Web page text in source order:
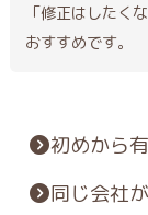
「修正はしたく
おすすめです。
初めから
同じ会社